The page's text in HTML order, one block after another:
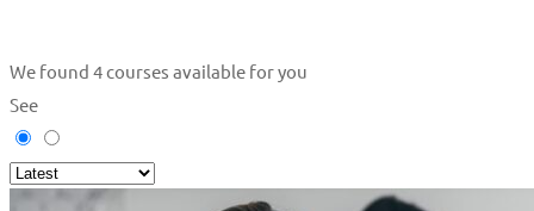
We found 4courses available for you
See